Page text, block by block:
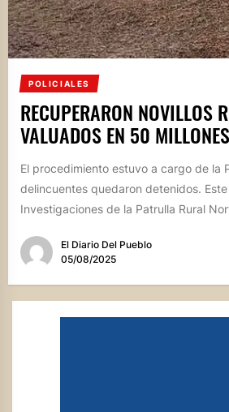
POLICIALES
RECUPERARON NOVILLOS
VALUADOS EN 50
El procedimiento estuvo a cargo de la
delincuentes quedaron detenidos.
Investigaciones de la Patrulla Rural
El Diario Del Pueblo
05/08/2025